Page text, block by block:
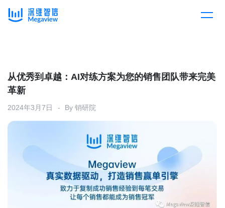
产品总览
产品集成
解决方案
按行业
教育
客户案例
定价
从优秀到卓越：AI对练方案为您的销售团队带来完美
革新
2024年3月7日 By 销研院